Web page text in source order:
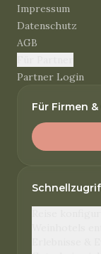
Impressum
Datenschutz
AGB
Partner Login
Für Firmen